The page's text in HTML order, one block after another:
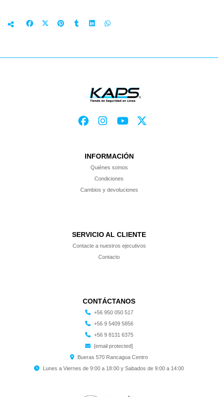
INFORMACIÓN
Quiénes somos
Condiciones
Cambios y devoluciones
SERVICIO AL CLIENTE
Contacte a nuestros ejecutivos
Contacto
CONTÁCTANOS
+56 950 050 517
+56 9 5409 5856
+56 9 8131 6375
[email protected]
Bueras 570 Rancagua Centro
Lunes a Viernes de 9:00 a 18:00 y Sabados de 9:00 a 14:00